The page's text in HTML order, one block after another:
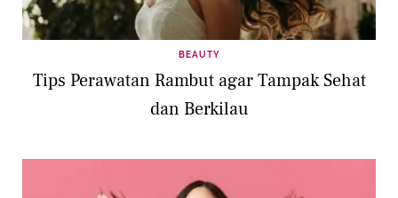
BEAUTY
Tips Perawatan Rambut agar Tampak Sehat
dan Berkilau